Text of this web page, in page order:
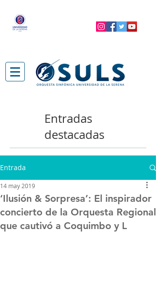
Entradas
destacadas
Entrada
‘Ilusión & Sorpresa’: El inspirador
concierto de la Orquesta Regional
que cautivó a Coquimbo y L
14 may 2019